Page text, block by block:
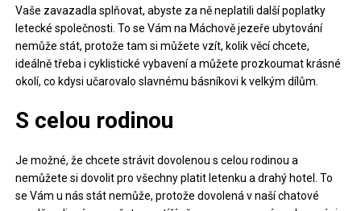
Vaše zavazadla splňovat, abyste za ně neplatili další poplatky
letecké společnosti. To se Vám na Máchově jezeře ubytování
nemůže stát, protože tam si můžete vzít, kolik věcí chcete,
ideálně třeba i cyklistické vybavení a můžete prozkoumat krásné
okolí, co kdysi učarovalo slavnému básníkovi k velkým dílům.
S celou rodinou
Je možné, že chcete strávit dovolenou s celou rodinou a
nemůžete si dovolit pro všechny platit letenku a drahý hotel. To
se Vám u nás stát nemůže, protože dovolená v naší chatové